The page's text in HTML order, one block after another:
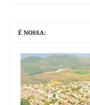
É NOSSA: